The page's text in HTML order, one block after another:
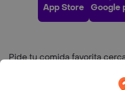
App Store Google
Pide tu comida favorita